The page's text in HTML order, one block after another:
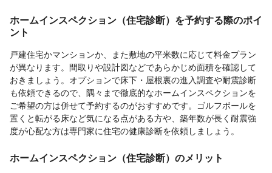
ホームインスペクション（住宅診断）を予約する際のポイ
ント
戸建住宅かマンションか、また敷地の平米数に応じて料金プラン
が異なります。間取りや設計図などであらかじめ面積を確認して
おきましょう。オプションで床下・屋根裏の進入調査や耐震診断
も依頼できるので、隅々まで徹底的なホームインスペクションを
ご希望の方は併せて予約するのがおすすめです。ゴルフボールを
置くと転がる床など気になる点がある方や、築年数が長く耐震強
度が心配な方は専門家に住宅の健康診断を依頼しましょう。
ホームインスペクション（住宅診断）のメリット